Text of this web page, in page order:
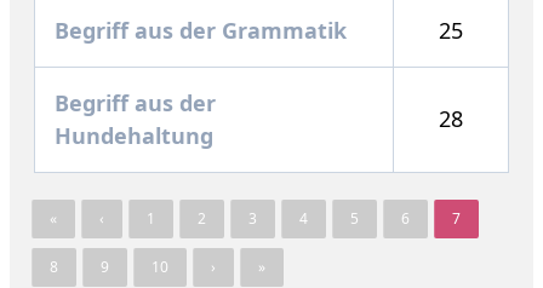
Begriff aus der Grammatik 25
Begriff aus der
Hundehaltung
28
« ‹ 1 2 3 4 5 6 7
8 9 10 › »